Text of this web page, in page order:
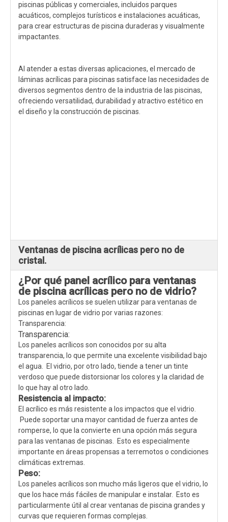
piscinas públicas y comerciales, incluidos parques
acuáticos, complejos turísticos e instalaciones acuáticas,
para crear estructuras de piscina duraderas y visualmente
impactantes.
Al atender a estas diversas aplicaciones, el mercado de
láminas acrílicas para piscinas satisface las necesidades de
diversos segmentos dentro de la industria de las piscinas,
ofreciendo versatilidad, durabilidad y atractivo estético en
el diseño y la construcción de piscinas.
Ventanas de piscina acrílicas pero no de
cristal.
¿Por qué panel acrílico para ventanas
de piscina acrílicas pero no de vidrio?
Los paneles acrílicos se suelen utilizar para ventanas de
piscinas en lugar de vidrio por varias razones:
Transparencia:
Transparencia:
Los paneles acrílicos son conocidos por su alta
transparencia, lo que permite una excelente visibilidad bajo
el agua. El vidrio, por otro lado, tiende a tener un tinte
verdoso que puede distorsionar los colores y la claridad de
lo que hay al otro lado.
Resistencia al impacto:
El acrílico es más resistente a los impactos que el vidrio.
Puede soportar una mayor cantidad de fuerza antes de
romperse, lo que la convierte en una opción más segura
para las ventanas de piscinas. Esto es especialmente
importante en áreas propensas a terremotos o condiciones
climáticas extremas.
Peso:
Los paneles acrílicos son mucho más ligeros que el vidrio, lo
que los hace más fáciles de manipular e instalar. Esto es
particularmente útil al crear ventanas de piscina grandes y
curvas que requieren formas complejas.